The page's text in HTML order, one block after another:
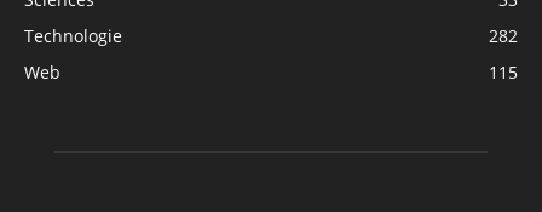
Technologie
282
Web
115